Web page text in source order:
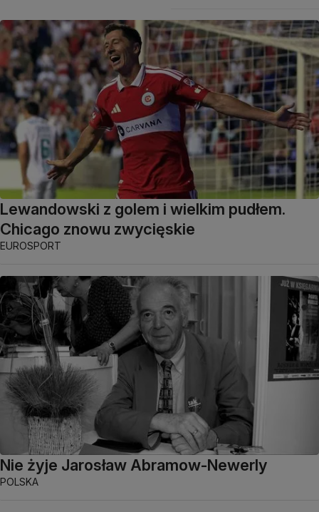
Lewandowski z golem i wielkim pudłem.
Chicago znowu zwycięskie
EUROSPORT
Nie żyje Jarosław Abramow-Newerly
POLSKA